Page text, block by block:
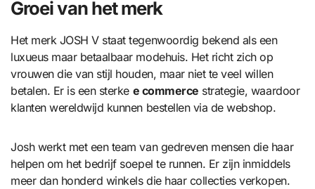
Groei van het merk
Het merk JOSH V staat tegenwoordig bekend als een
luxueus maar betaalbaar modehuis. Het richt zich op
vrouwen die van stijl houden, maar niet te veel willen
betalen. Er is een sterke e commerce strategie, waardoor
klanten wereldwijd kunnen bestellen via de webshop.
Josh werkt met een team van gedreven mensen die haar
helpen om het bedrijf soepel te runnen. Er zijn inmiddels
meer dan honderd winkels die haar collecties verkopen.